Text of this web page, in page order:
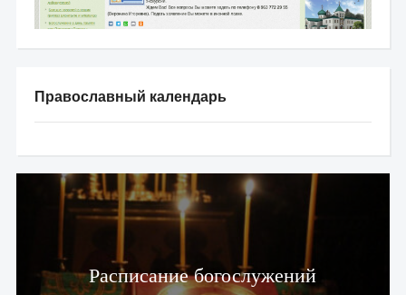
Православный календарь
Расписание богослужений